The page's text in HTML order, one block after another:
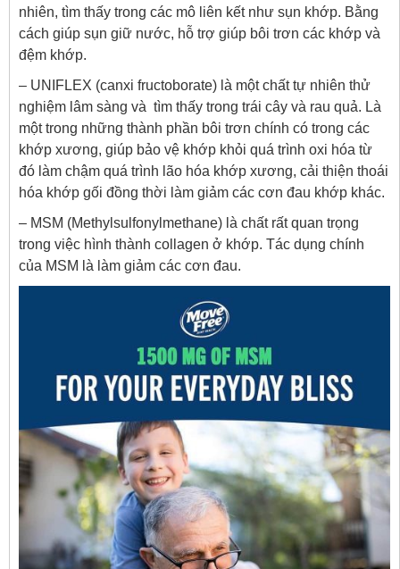
nhiên, tìm thấy trong các mô liên kết như sụn khớp. Bằng
cách giúp sụn giữ nước, hỗ trợ giúp bôi trơn các khớp và
đệm khớp.
– UNIFLEX (canxi fructoborate) là một chất tự nhiên thử
nghiệm lâm sàng và tìm thấy trong trái cây và rau quả. Là
một trong những thành phần bôi trơn chính có trong các
khớp xương, giúp bảo vệ khớp khỏi quá trình oxi hóa từ
đó làm chậm quá trình lão hóa khớp xương, cải thiện thoái
hóa khớp gối đồng thời làm giảm các cơn đau khớp khác.
– MSM (Methylsulfonylmethane) là chất rất quan trọng
trong việc hình thành collagen ở khớp. Tác dụng chính
của MSM là làm giảm các cơn đau.